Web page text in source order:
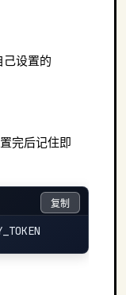
设置的
完后记住即
复制
复制